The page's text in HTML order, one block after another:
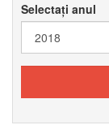
Selectați anul